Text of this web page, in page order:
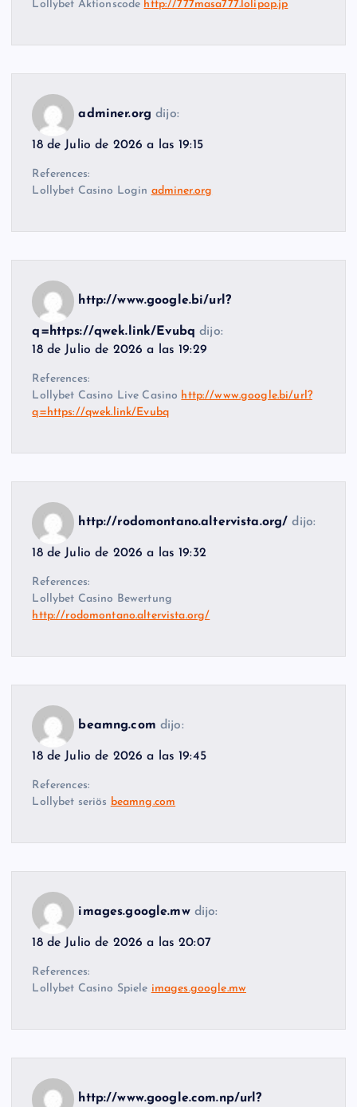
Lollybet Aktionscode http://777masa777.lolipop.jp
adminer.org dijo:
18 de Julio de 2026 a las 19:15
References:
Lollybet Casino Login adminer.org
http://www.google.bi/url?
q=https://qwek.link/Evubq dijo:
18 de Julio de 2026 a las 19:29
References:
Lollybet Casino Live Casino http://www.google.bi/url?
q=https://qwek.link/Evubq
http://rodomontano.altervista.org/ dijo:
18 de Julio de 2026 a las 19:32
References:
Lollybet Casino Bewertung
http://rodomontano.altervista.org/
beamng.com dijo:
18 de Julio de 2026 a las 19:45
References:
Lollybet seriös beamng.com
images.google.mw dijo:
18 de Julio de 2026 a las 20:07
References:
Lollybet Casino Spiele images.google.mw
http://www.google.com.np/url?